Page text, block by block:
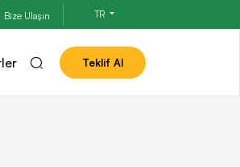
Bize Ulaşın TR
Teklif Al